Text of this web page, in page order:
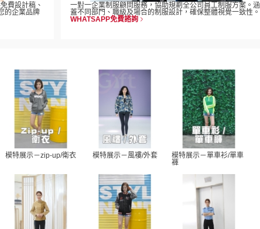
費設計稿、
的企業品牌
一對一企業制服顧問服務，協助規劃全公司員工制服方案。涵
蓋不同部門、職級及場合的制服設計，確保整體視覺一致性。
WHATSAPP免費諮詢
模特展示－zip-up/衛衣 模特展示－風褸/外套
模特展示－單車衫/單車
褲